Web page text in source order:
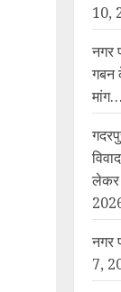
10,
नगर
गबन
लेकर
नगर
7,